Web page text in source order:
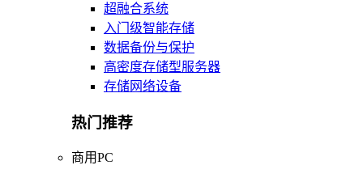
超融合系统
入门级智能存储
数据备份与保护
高密度存储型服务器
存储网络设备
热门推荐
商用PC